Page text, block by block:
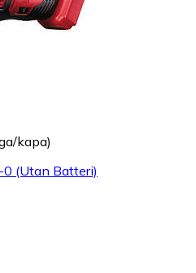
kapa)
(Utan Batteri)